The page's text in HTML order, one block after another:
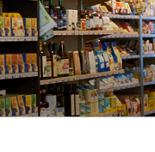
Zum
Inhalt
springen